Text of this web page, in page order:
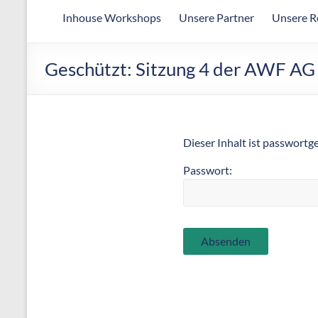
Inhouse Workshops Unsere Partner Unsere
Geschützt: Sitzung 4 der AWF
Dieser Inhalt ist
Passwort: